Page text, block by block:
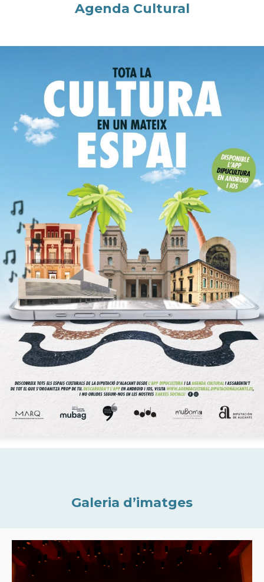
Agenda Cultural
Galeria d’imatges